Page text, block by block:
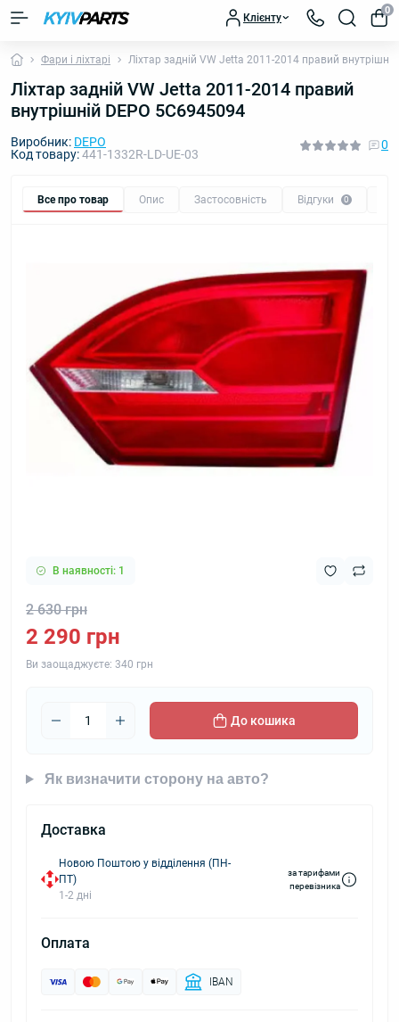
Клієнту
0
Фари і ліхтарі Ліхтар задній VW Jetta 2011-2014 правий
Ліхтар задній VW Jetta 2011-2014 правий
внутрішній DEPO 5C6945094
Виробник: DEPO
Код товару:441-1332R-LD-UE-03
0
Все про товар Опис Застосовність Відгуки 0
В наявності: 1
2 630 грн
2 290 грн
Ви заощаджуєте: 340 грн
До кошика
Як визначити сторону на авто?
Доставка
Новою Поштою у відділення (ПН-
ПТ)
1-2 дні
за тарифами
перевізника
Оплата
IBAN